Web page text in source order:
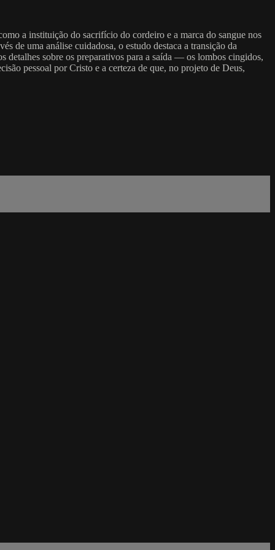
a instituição do sacrifício do cordeiro e a marca do sangue nos
de uma análise cuidadosa, o estudo destaca a transição da
detalhes sobre os preparativos para a saída — os lombos cingidos,
pessoal por Cristo e a certeza de que, no projeto de Deus,